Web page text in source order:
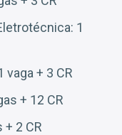
1
+ 3 CR
+ 12 CR
2 CR